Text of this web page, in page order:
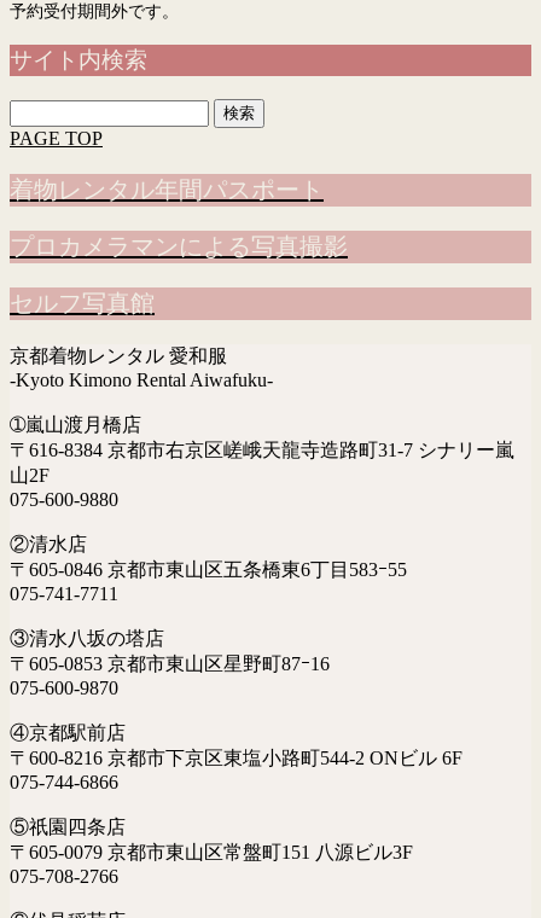
予約受付期間外です。
サイト内検索
索:
PAGE TOP
着物レンタル年間パスポート
プロカメラマンによる写真撮影
セルフ写真館
京都着物レンタル 愛和服
-Kyoto Kimono Rental Aiwafuku-
➀嵐山渡月橋店
〒616-8384 京都市右京区嵯峨天龍寺造路町31-7 シナリー嵐
山2F
075-600-9880
②清水店
〒605-0846 京都市東山区五条橋東6丁目583ｰ55
075-741-7711
③清水八坂の塔店
〒605-0853 京都市東山区星野町87ｰ16
075-600-9870
④京都駅前店
〒600-8216 京都市下京区東塩小路町544-2 ONビル 6F
075-744-6866
⑤祇園四条店
〒605-0079 京都市東山区常盤町151 八源ビル3F
075-708-2766